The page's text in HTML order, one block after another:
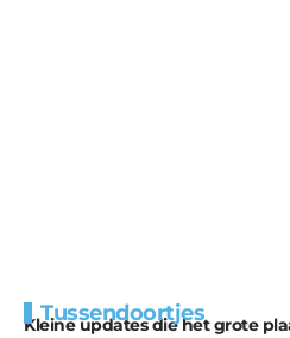
Tussendoortjes
Kleine updates die het grote
voor kabouters